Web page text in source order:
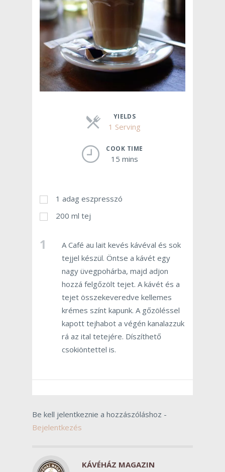
YIELDS
1 Serving
COOK TIME
15 mins
1 adag eszpresszó
200 ml tej
1
A Café au lait kevés kávéval és sok
tejjel készül. Öntse a kávét egy
nagy üvegpohárba, majd adjon
hozzá felgőzölt tejet. A kávét és a
tejet összekeveredve kellemes
krémes színt kapunk. A gőzöléssel
kapott tejhabot a végén kanalazzuk
rá az ital tetejére. Díszíthető
csokiöntettel is.
Be kell jelentkeznie a hozzászóláshoz -
Bejelentkezés
KÁVÉHÁZ MAGAZIN